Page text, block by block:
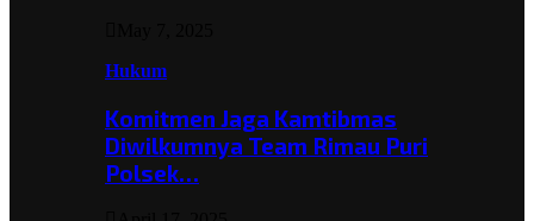
Hukum
Komitmen Jaga Kamtibmas
Diwilkumnya Team Rimau Puri
Polsek…